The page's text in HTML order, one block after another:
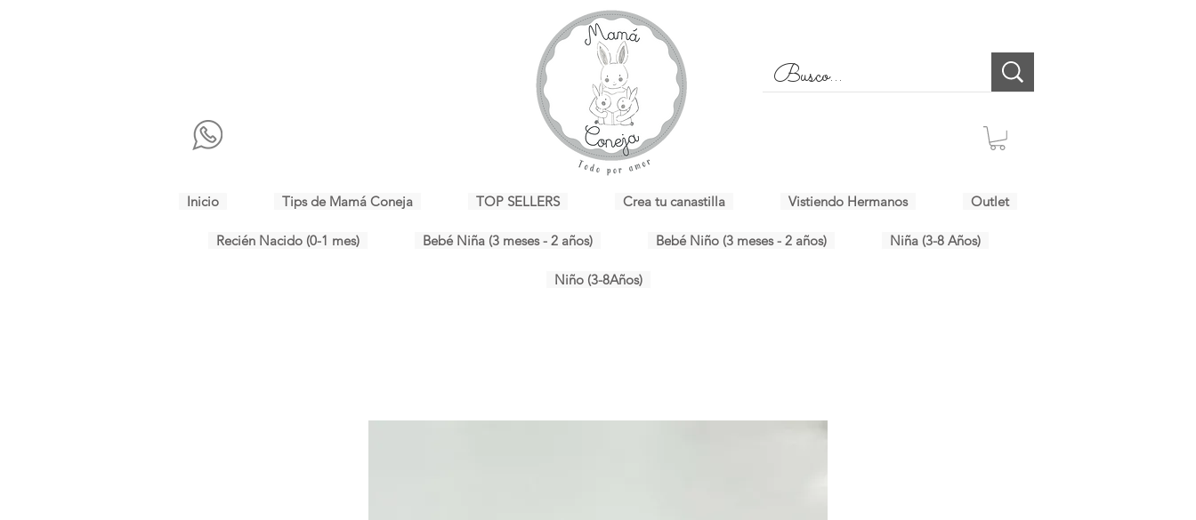
Inicio Tips de Mamá Coneja TOP SELLERS Crea tu canastilla Vistiendo Hermanos Outlet
Recién Nacido (0-1 mes) Bebé Niña (3 meses - 2 años) Bebé Niño (3 meses - 2 años) Niña (3-8 Años)
Niño (3-8Años)